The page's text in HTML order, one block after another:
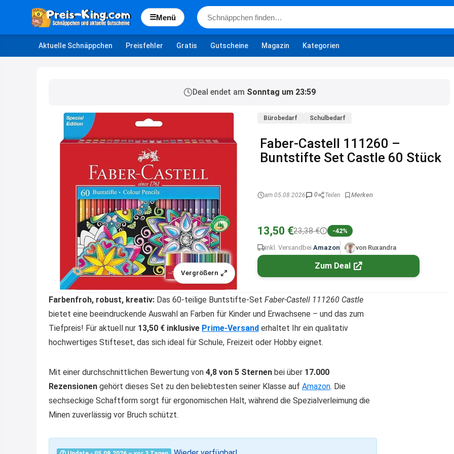
☰Menü
Aktuelle Schnäppchen Preisfehler Gratis Gutscheine Magazin Kategorien
Deal endet am Sonntag um 23:59
Vergrößern
Bürobedarf Schulbedarf
Faber-Castell 111260 –
Buntstifte Set Castle 60 Stück
am 05.08.2026 0 Teilen
13,50 €23,38 € -42%
inkl. Versand bei Amazon von Ruxandra
Zum Deal
Farbenfroh, robust, kreativ: Das 60-teilige Buntstifte-Set Faber-Castell 111260 Castle
bietet eine beeindruckende Auswahl an Farben für Kinder und Erwachsene – und das zum
Tiefpreis! Für aktuell nur 13,50 € inklusive Prime-Versand erhaltet Ihr ein qualitativ
hochwertiges Stifteset, das sich ideal für Schule, Freizeit oder Hobby eignet.
Mit einer durchschnittlichen Bewertung von 4,8 von 5 Sternen bei über 17.000
Rezensionen gehört dieses Set zu den beliebtesten seiner Klasse auf Amazon. Die
sechseckige Schaftform sorgt für ergonomischen Halt, während die Spezialverleimung die
Minen zuverlässig vor Bruch schützt.